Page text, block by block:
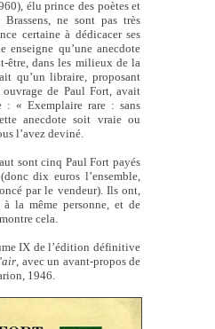
élu prince des poètes et
ne sont pas très
certaine à dédicacer ses
enseigne qu’une anecdote
être, dans les milieux de la
qu’un libraire, proposant
de Paul Fort, avait
: « Exemplaire rare : sans
anecdote soit vraie ou
l’avez deviné.
sont cinq Paul Fort payés
dix euros l’ensemble,
par le vendeur). Ils ont,
la même personne, et de
cela.
IX de l’édition définitive
, avec un avant-propos de
1946.